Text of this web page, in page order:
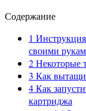
Содержание
1
своими
2Некоторые
3 Как
4Как
картриджа